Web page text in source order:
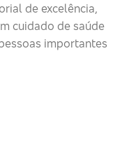
de excelência,
cuidado de saúde
importantes